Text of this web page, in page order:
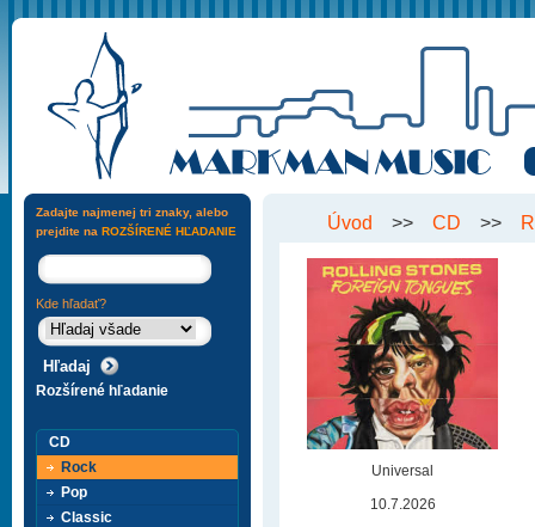
Úvod >> CD >>
Universal
10.7.2026
Zadajte najmenej tri znaky, alebo
prejdite na ROZŠÍRENÉ HĽADANIE
Kde hľadať?
Rozšírené hľadanie
CD
Rock
Pop
Classic